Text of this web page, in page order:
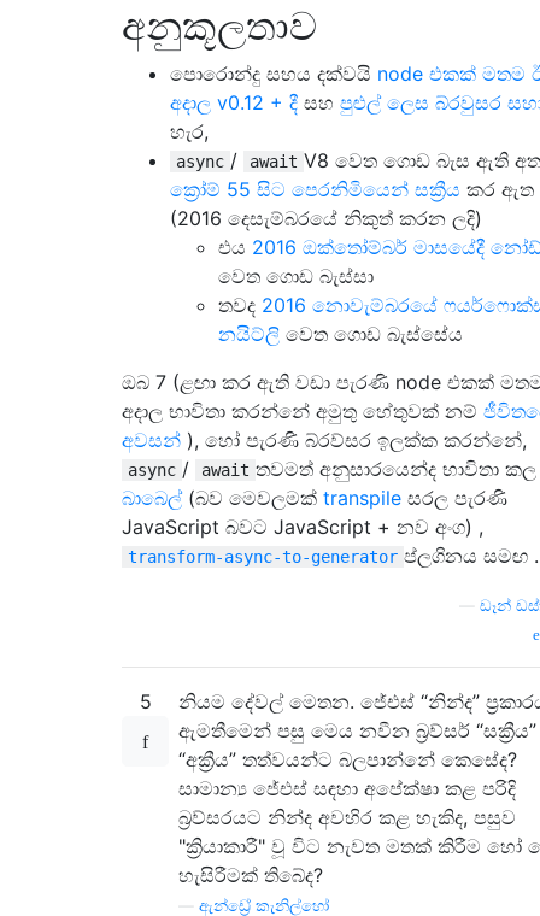
අනුකූලතාව
පොරොන්දු සහය දක්වයි node එකක් මතම
අදාල v0.12 + දී සහ පුළුල් ලෙස බ්රවුසර
හැර,
async / await V8 වෙත ගොඩ බැස ඇති
ක්‍රෝම් 55 සිට පෙරනිමියෙන් සක්‍රීය කර ඇත
(2016 දෙසැම්බරයේ නිකුත් කරන ලදි)
එය 2016 ඔක්තෝම්බර් මාසයේදී
වෙත ගොඩ බැස්සා
තවද 2016 නොවැම්බරයේ
නයිට්ලි වෙත ගොඩ බැස්සේය
ඔබ 7 (ළඟා කර ඇති වඩා පැරණි node එකක්
අදාල භාවිතා කරන්නේ අමුතු හේතුවක් නම්
අවසන් ), හෝ පැරණි බ්රව්සර ඉලක්ක කරන්නේ,
async / await තවමත් අනුසාරයෙන්ද භාවිතා
බාබෙල්(බව මෙවලමක් transpile සරල පැරණි
JavaScript බවට JavaScript + නව අංග) ,
transform-async-to-generator ප්ලගිනය සමඟ .
ඩෑන්
5
නියම දේවල් මෙතන. ජේඑස් “නින්ද”
ඇමතීමෙන් පසු මෙය නවීන බ්‍රව්සර්
“අක්‍රීය” තත්වයන්ට බලපාන්නේ කෙසේද?
සාමාන්‍ය ජේඑස් සඳහා අපේක්ෂා කළ පරිදි
බ්‍රව්සරයට නින්ද අවහිර කළ හැකිද, පසුව
"ක්‍රියාකාරී" වූ විට නැවත මතක් කිරීම හෝ
හැසිරීමක් තිබේද?
ඇන්ඩ්‍රේ කැනිල්හෝ